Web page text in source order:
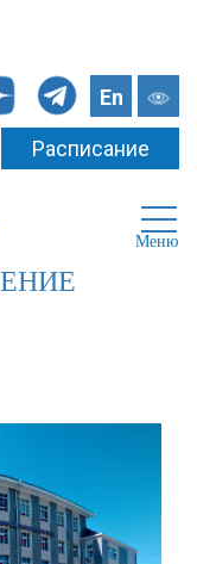
En
Расписание
Меню